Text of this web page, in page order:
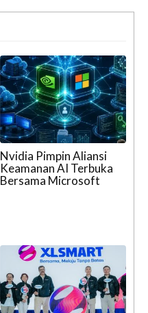
Nvidia Pimpin Aliansi
Keamanan AI Terbuka
Bersama Microsoft